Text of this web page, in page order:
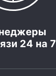
24 на 7